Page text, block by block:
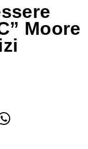
Moore